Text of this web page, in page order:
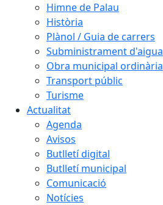
Himne de Palau
Història
Plànol / Guia de carrers
Subministrament d'aigua
Obra municipal ordinària
Transport públic
Turisme
Actualitat
Agenda
Avisos
Butlletí digital
Butlletí municipal
Comunicació
Notícies